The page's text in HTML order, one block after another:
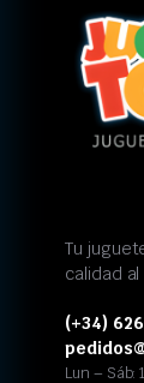
Tu
calidad
(+34)
Lun – Sáb: